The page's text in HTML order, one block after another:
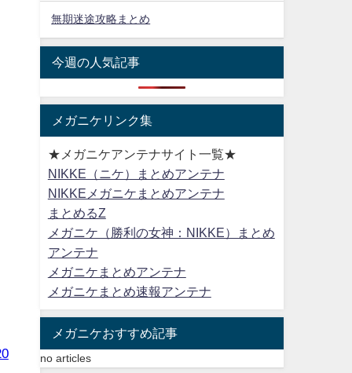
無期迷途攻略まとめ
今週の人気記事
メガニケリンク集
★メガニケアンテナサイト一覧★
NIKKE（ニケ）まとめアンテナ
NIKKEメガニケまとめアンテナ
まとめるZ
メガニケ（勝利の女神：NIKKE）まとめ
アンテナ
メガニケまとめアンテナ
メガニケまとめ速報アンテナ
メガニケおすすめ記事
no articles